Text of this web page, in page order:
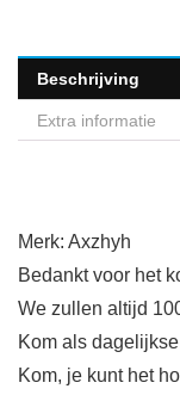
Beschrijving
Extra informatie
Merk: Axzhyh
Bedankt voor het
We zullen altijd
Kom als
Kom, je kunt het